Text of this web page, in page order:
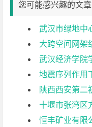
您可能感兴趣的文章
武汉市绿地中
大跨空间网架结构
武汉经济学院
地震序列作用下粘
陕西西安第二
十堰市张湾区方滩堵
恒丰矿业有限